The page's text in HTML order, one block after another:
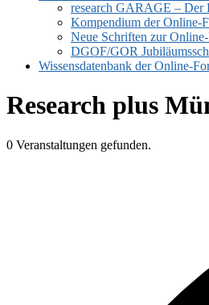
research GARAGE – Der
Kompendium der Online-
Neue Schriften zur
DGOF/GOR
Wissensdatenbank der Online-
Research plus
0 Veranstaltungen gefunden.